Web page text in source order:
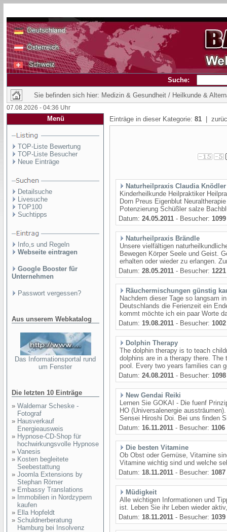
Suche:
Sie befinden sich hier: Medizin & Gesundheit / Heilkunde &
07.08.2026 - 04:36 Uhr
Menü
TOP-Liste Bewertung
TOP-Liste Besucher
Neue Einträge
Detailsuche
Livesuche
TOP100
Suchtipps
Info,s und Regeln
Webseite eintragen
Google Booster für
Unternehmen
Passwort vergessen?
Aus unserem Webkatalog
Das Informationsportal rund
um Fenster
Die letzten 10 Einträge
» Waldemar Scheske -
Fotograf
» Hausverkauf
Energieausweis
» Hypnose-CD-Shop für
hochwirkungsvolle Hypnose
» Vanesis
» Kosten begleitete
Seebestattung
» Joomla Extensions by
Stephan Römer
» Embassy Translations
» Immobilien in Nordzypern
kaufen
» Ella Hopfeldt
» Schuldnerberatung
Hamburg bei Insolvenz
Einträge in dieser Kategorie: 81 |
Naturheilpraxis Claudia Knödler
Kinderheilkunde Heilpraktiker
Dorn Preus Eigenblut
Potenzierung Schüßler salze
Datum: 24.05.2011 - Besucher: 1099
Naturheilpraxis Brändle
Unsere vielfältigen
Bewegen Körper Seele und Geist.
erhalten oder wieder zu erlangen.
Datum: 28.05.2011 - Besucher: 1221
Räuchermischungen günstig
Nachdem dieser Tage so langsam
Deutschlands die Ferienzeit ein
kommt möchte ich ein paar Worte
Datum: 19.08.2011 - Besucher: 1002
Dolphin Therapy
The dolphin therapy is to teach
dolphins are in a therapy there.
pool. Every two years families can
Datum: 24.08.2011 - Besucher: 1098
New Gendai Reiki
Lernen Sie GOKAI - Die fuenf
HO (Universalenergie
Sensei Hiroshi Doi. Bei uns finden
Datum: 16.11.2011 - Besucher: 1106
Die besten Vitamine
Ob Obst oder Gemüse, Vitamine
Vitamine wichtig sind und welche
Datum: 18.11.2011 - Besucher: 1087
Müdigkeit
Alle wichtigen Informationen und
ist. Leben Sie ihr Leben wieder
Datum: 18.11.2011 - Besucher: 1039